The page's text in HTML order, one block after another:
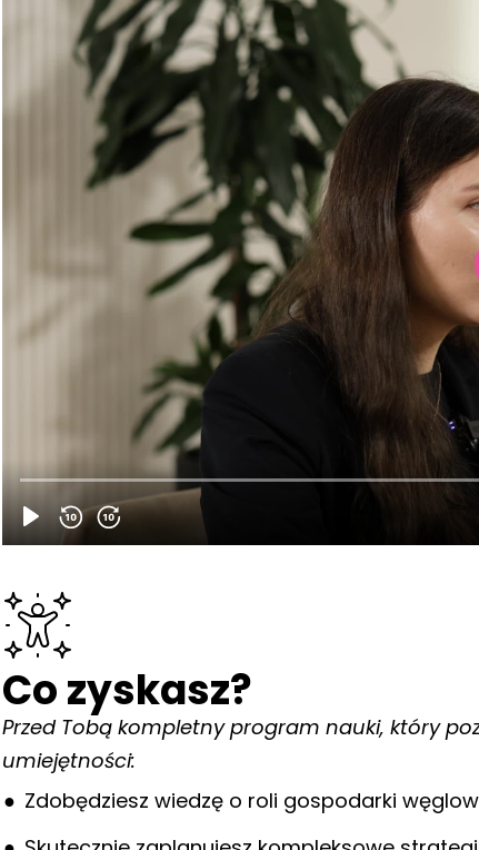
Co zyskasz?
Przed Tobą kompletny program nauki, który
umiejętności:
Zdobędziesz wiedzę o roli gospodarki